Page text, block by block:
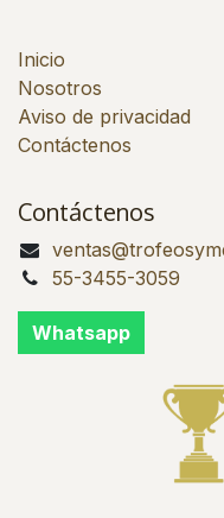
Inicio
Nosotros
Aviso de privacidad
Contáctenos
Contáctenos
55-3455-3059
Whatsapp